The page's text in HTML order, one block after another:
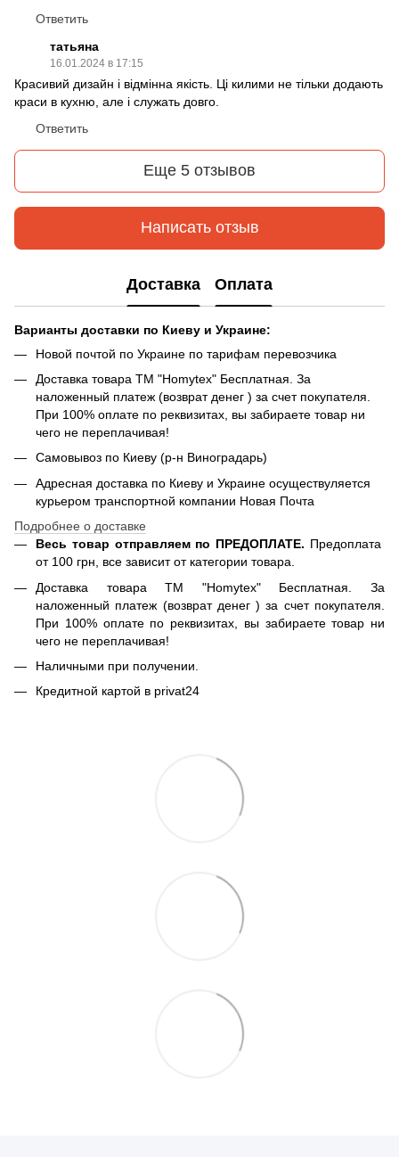
Ответить
татьяна
16.01.2024 в 17:15
Красивий дизайн і відмінна якість. Ці килими не тільки додають
краси в кухню, але і служать довго.
Ответить
Еще 5 отзывов
Написать отзыв
Доставка Оплата
Варианты доставки по Киеву и Украине:
Новой почтой по Украине по тарифам перевозчика
Доставка товара ТМ "Homytex" Бесплатная. За
наложенный платеж (возврат денег ) за счет покупателя.
При 100% оплате по реквизитах, вы забираете товар ни
чего не переплачивая!
Самовывоз по Киеву (р-н Виноградарь)
Адресная доставка по Киеву и Украине осуществуляется
курьером транспортной компании Новая Почта
Подробнее о доставке
Весь товар отправляем по ПРЕДОПЛАТЕ. Предоплата
от 100 грн, все зависит от категории товара.
Доставка товара ТМ "Homytex" Бесплатная. За
наложенный платеж (возврат денег ) за счет покупателя.
При 100% оплате по реквизитах, вы забираете товар ни
чего не переплачивая!
Наличными при получении.
Кредитной картой в privat24